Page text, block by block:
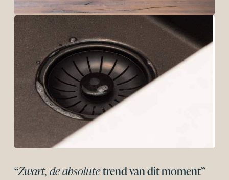
“Zwart, de absolutetrend van dit moment”